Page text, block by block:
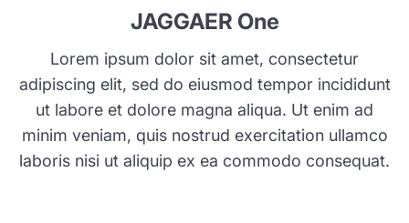
JAGGAER One
Lorem ipsum dolor sit amet, consectetur
adipiscing elit, sed do eiusmod tempor incididunt
ut labore et dolore magna aliqua. Ut enim ad
minim veniam, quis nostrud exercitation ullamco
laboris nisi ut aliquip ex ea commodo consequat.